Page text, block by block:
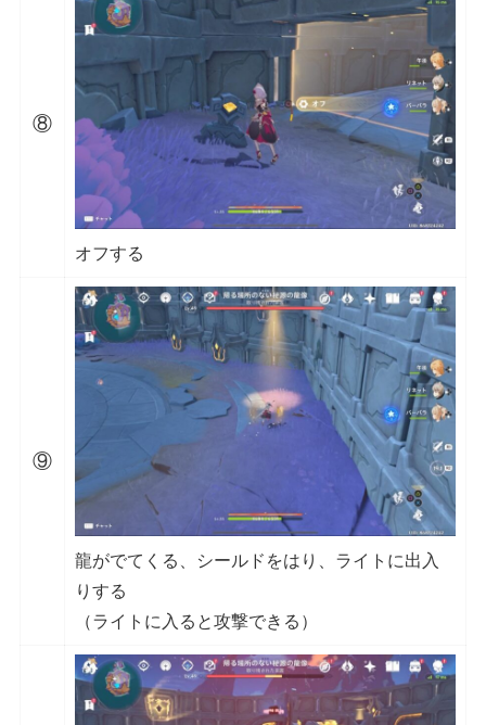
⑧
オフする
⑨
龍がでてくる、シールドをはり、ライトに出入
りする
（ライトに入ると攻撃できる）